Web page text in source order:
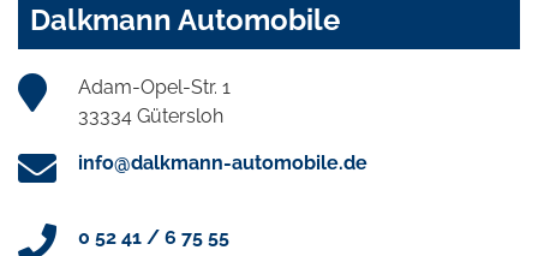
Dalkmann Automobile
Adam-Opel-Str. 1
33334 Gütersloh
info@dalkmann-automobile.de
0 52 41 / 6 75 55